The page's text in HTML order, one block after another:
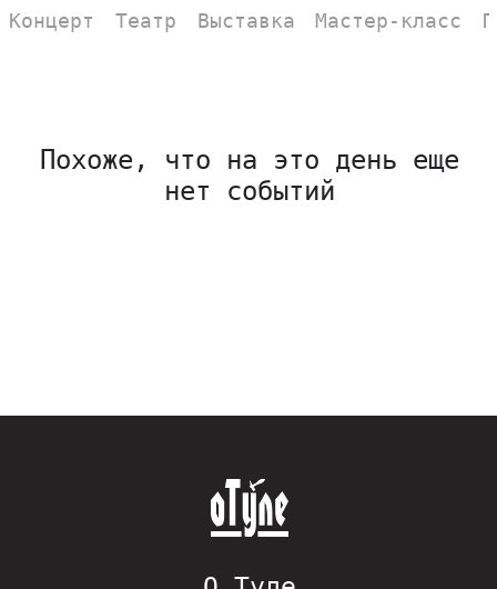
Концерт Театр Выставка Мастер-класс
Похоже, что на это день еще
нет событий